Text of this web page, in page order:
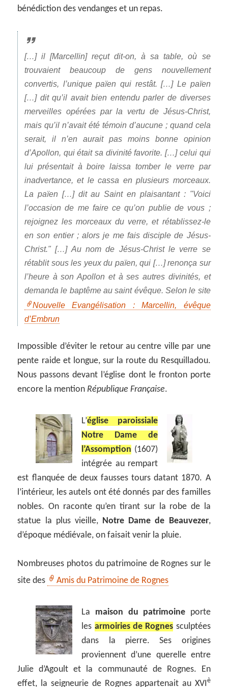
bénédiction des vendanges et un repas.
[…] il [Marcellin] reçut dit-on, à sa table, où se
trouvaient beaucoup de gens nouvellement
convertis, l’unique païen qui restât. […] Le païen
[…] dit qu’il avait bien entendu parler de diverses
merveilles opérées par la vertu de Jésus-Christ,
mais qu’il n’avait été témoin d’aucune ; quand cela
serait, il n’en aurait pas moins bonne opinion
d’Apollon, qui était sa divinité favorite. […] celui qui
lui présentait à boire laissa tomber le verre par
inadvertance, et le cassa en plusieurs morceaux.
La païen […] dit au Saint en plaisantant :
Voici
l’occasion de me faire ce qu’on publie de vous ;
rejoignez les morceaux du verre, et rétablissez-le
en son entier ; alors je me fais disciple de Jésus-
Christ.
[…] Au nom de Jésus-Christ le verre se
rétablit sous les yeux du païen, qui […] renonça sur
l’heure à son Apollon et à ses autres divinités, et
demanda le baptême au saint évêque. Selon le site
Nouvelle Evangélisation : Marcellin, évêque
d’Embrun
Impossible d’éviter le retour au centre ville par une
pente raide et longue, sur la route du Resquilladou.
Nous passons devant l’église dont le fronton porte
encore la mention République Française.
L’église paroissiale
Notre Dame de
l’Assomption (1607)
intégrée au rempart
est flanquée de deux fausses tours datant 1870. A
l’intérieur, les autels ont été donnés par des familles
nobles. On raconte qu’en tirant sur la robe de la
statue la plus vieille, Notre Dame de Beauvezer,
d’époque médiévale, on faisait venir la pluie.
Nombreuses photos du patrimoine de Rognes sur le
site des
Amis du Patrimoine de Rognes
La maison du patrimoine porte
les armoiries de Rognes sculptées
dans la pierre. Ses origines
proviennent d’une querelle entre
Julie d’Agoult et la communauté de Rognes. En
effet, la seigneurie de Rognes appartenait au XVIè